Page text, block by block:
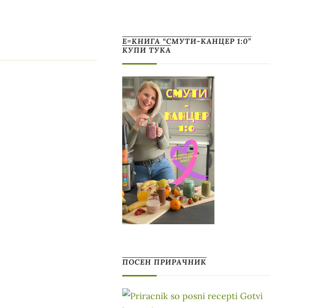
Е=КНИГА “СМУТИ-КАНЦЕР 1:0”
КУПИ ТУКА
ПОСЕН ПРИРАЧНИК